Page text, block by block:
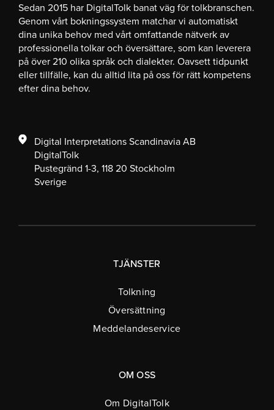
Sedan 2015 har DigitalTolk banat väg för tolkbranschen.
Genom vårt bokningssystem matchar vi automatiskt
dina unika behov med vårt omfattande nätverk av
professionella tolkar och översättare, som kan leverera
på över 210 olika språk och dialekter. Oavsett tidpunkt
eller tillfälle, kan du alltid lita på oss för rätt kompetens
efter dina behov.
Digital Interpretations Scandinavia AB
DigitalTolk
Pustegränd 1-3, 118 20 Stockholm
Sverige
TJÄNSTER
Tolkning
Översättning
Meddelandeservice
OM OSS
Om DigitalTolk